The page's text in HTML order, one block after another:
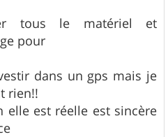
tous le matériel et
pour
dans un gps mais je
rien!!
elle est réelle est sincère